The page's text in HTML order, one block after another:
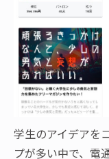
学生のアイデアを
プが多い中で、電